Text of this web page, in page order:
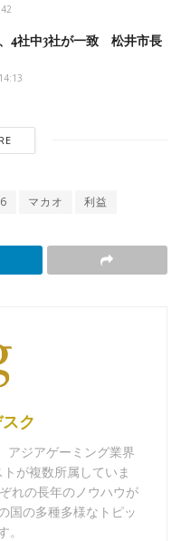
4社中3社が一致 松井市長
マカオ 利益
ク
アジアゲーミング業界
が複数所属していま
れの長年のノウハウが
国の多種多様なトピッ
。